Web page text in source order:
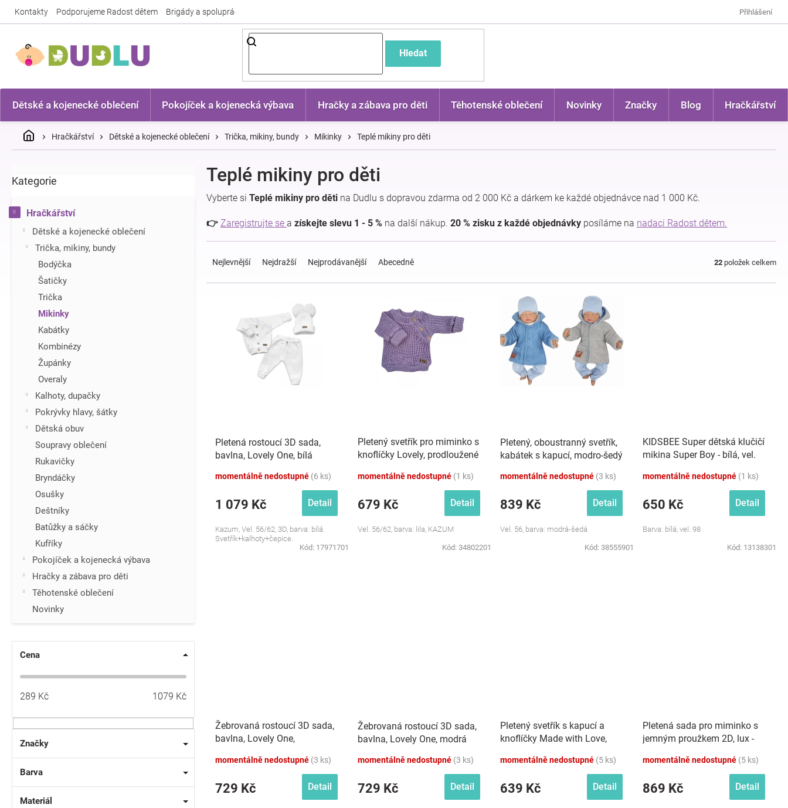
Kontakty Podporujeme Radost dětem Brigády a spolupráce Přihlášení
Hledat
Dětské a kojenecké oblečení Pokojíček a kojenecká výbava Hračky a zábava pro děti Těhotenské oblečení Novinky Značky Blog Hračkářství
DomůHračkářství Dětské a kojenecké oblečení Trička, mikiny, bundy Mikinky Teplé mikiny pro děti
o
t
r
Přeskočit
Kategorie
Hračkářství
Dětské a kojenecké oblečení
Trička, mikiny, bundy
Bodýčka
Šatičky
Trička
Mikinky
Kabátky
Kombinézy
Župánky
Overaly
Kalhoty, dupačky
Pokrývky hlavy, šátky
Dětská obuv
Soupravy oblečení
Rukavičky
Bryndáčky
Osušky
Deštníky
Batůžky a sáčky
Kufříky
Pokojíček a kojenecká výbava
Hračky a zábava pro děti
Těhotenské oblečení
Novinky
Cena
289 Kč 1079 Kč
Značky
Barva
Materiál
Teplé mikiny pro děti
Vyberte si Teplé mikiny pro děti na Dudlu s dopravou zdarma od 2 000 Kč a dárkem ke každé objednávce nad 1 000 Kč.
👉 Zaregistrujte se a získejte slevu 1 - 5 % na další nákup. 20 % zisku z každé objednávky posíláme na nadaci Radost dětem.
e
Nejlevnější Nejdražší Nejprodávanější Abecedně 22 položek celkem
Pletená rostoucí 3D sada,
bavlna, Lovely One, bílá
momentálně nedostupné (6 ks)
1 079 Kč Detail
Kazum, Vel. 56/62, 3D, barva: bílá.
Svetřík+kalhoty+čepice.
Kód: 17971701
Pletený svetřík pro miminko s
knoflíčky Lovely, prodloužené
momentálně nedostupné (1 ks)
679 Kč Detail
Vel. 56/62, barva: lila, KAZUM
Kód: 34802201
Pletený, oboustranný svetřík,
kabátek s kapucí, modro-šedý
momentálně nedostupné (3 ks)
839 Kč Detail
Vel. 56, barva: modrá-šedá
Kód: 38555901
KIDSBEE Super dětská klučičí
mikina Super Boy - bílá, vel.
momentálně nedostupné (1 ks)
650 Kč Detail
Barva: bílá, vel. 98
Kód: 13138301
Žebrovaná rostoucí 3D sada,
bavlna, Lovely One,
momentálně nedostupné (3 ks)
729 Kč Detail
Žebrovaná rostoucí 3D sada,
bavlna, Lovely One, modrá
momentálně nedostupné (3 ks)
729 Kč Detail
Pletený svetřík s kapucí a
knoflíčky Made with Love,
momentálně nedostupné (5 ks)
639 Kč Detail
Pletená sada pro miminko s
jemným proužkem 2D, lux -
momentálně nedostupné (5 ks)
869 Kč Detail